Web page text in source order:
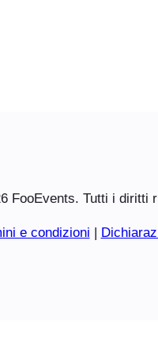
FooEvents. Tutti i diritti
e condizioni |